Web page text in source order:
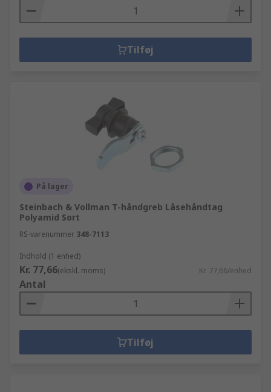
Tilføj
På lager
Steinbach & Vollman T-håndgreb Låsehåndtag
Polyamid Sort
RS-varenummer 348-7113
Indhold (1 enhed)
Kr. 77,66(ekskl. moms) Kr. 77,66/enhed
Antal
Tilføj